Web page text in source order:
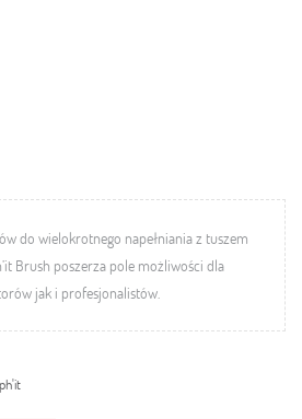
do wielokrotnego napełniania z tuszem
Brush poszerza pole możliwości dla
jak i profesjonalistów.